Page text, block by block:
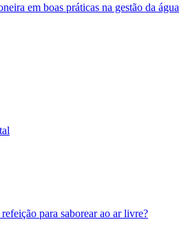
em boas práticas na gestão da água
para saborear ao ar livre?